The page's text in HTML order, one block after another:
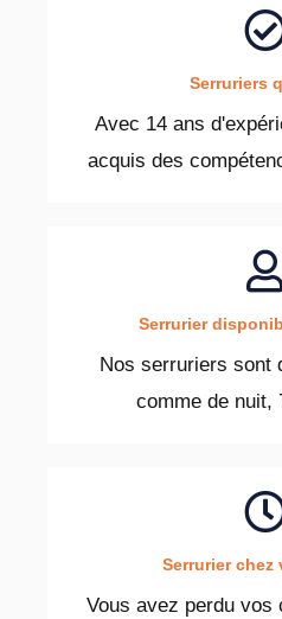
Serruriers
Avec 14 ans
acquis des
Serrurier
Nos serruriers sont
comme de nuit,
Serrurier chez
Vous avez perdu vos